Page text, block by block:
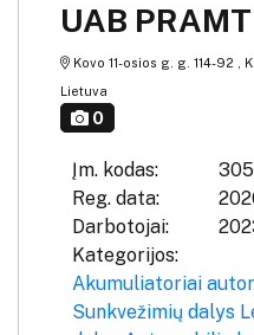
UAB
Kovo 11-osios g. g. 114-92 ,
Lietuva
0
Įm. kodas:
Reg. data:
Darbotojai:
Kategorijos:
Akumuliatoriai
Sunkvežimių dalys